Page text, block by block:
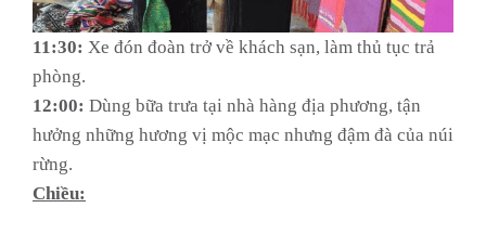
11:30: Xe đón đoàn trở về khách sạn, làm thủ tục trả
phòng.
12:00: Dùng bữa trưa tại nhà hàng địa phương, tận
hưởng những hương vị mộc mạc nhưng đậm đà của núi
rừng.
Chiều: